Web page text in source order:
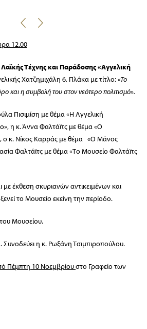
12.00
Τέχνης και Παράδοσης «Αγγελική
Χατζημιχάλη 6, Πλάκα με τίτλο:«Το
και η συμβολή του στον νεότερο πολιτισμό».
Πισιμίση με θέμα «Η Αγγελική
η κ. Άννα Φαλτάϊτς με θέμα «Ο
ο κ. Νίκος Καρράς με θέμα «Ο Μάνος
Φαλτάϊτς με θέμα «Το Μουσείο Φαλτάϊτς
έκθεση σκυριανών αντικειμένων και
το Μουσείο εκείνη την περίοδο.
Μουσείου.
η κ. Ρωξάνη Τσιμπιροπούλου.
Πέμπτη 10 Νοεμβρίουστο Γραφείο των